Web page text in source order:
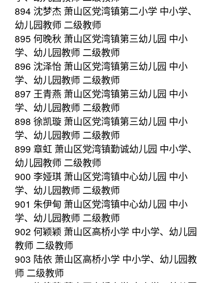
894 沈梦杰 萧山区党湾镇第二小学 中小学、
幼儿园教师 二级教师
895 何晚秋 萧山区党湾镇第三幼儿园 中小
学、幼儿园教师 二级教师
896 沈泽怡 萧山区党湾镇第三幼儿园 中小
学、幼儿园教师 二级教师
897 王青燕 萧山区党湾镇第三幼儿园 中小
学、幼儿园教师 二级教师
898 徐凯璇 萧山区党湾镇第三幼儿园 中小
学、幼儿园教师 二级教师
899 章虹 萧山区党湾镇勤诚幼儿园 中小学、
幼儿园教师 二级教师
900 李娅琪 萧山区党湾镇中心幼儿园 中小
学、幼儿园教师 二级教师
901 朱伊甸 萧山区党湾镇中心幼儿园 中小
学、幼儿园教师 二级教师
902 何颖颖 萧山区高桥小学 中小学、幼儿园
教师 二级教师
903 陆依 萧山区高桥小学 中小学、幼儿园教
师 二级教师